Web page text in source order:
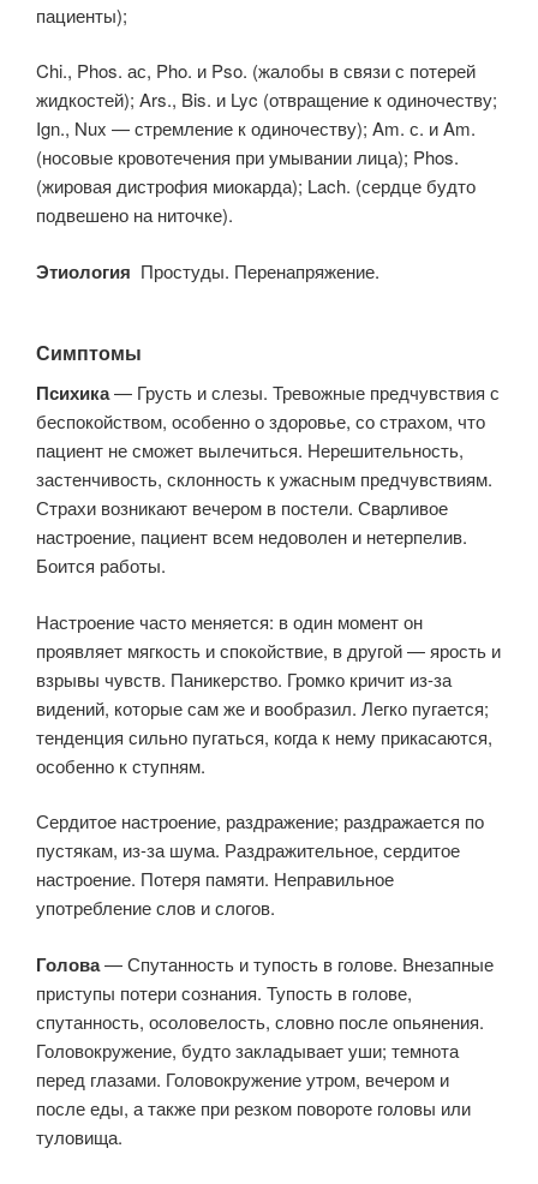
пациенты);
Chi., Phos. ас, Pho. и Pso. (жалобы в связи с потерей
жидкостей); Ars., Bis. и Lyc (отвращение к одиночеству;
Ign., Nux — стремление к одиночеству); Am. с. и Am.
(носовые кровотечения при умывании лица); Phos.
(жировая дистрофия миокарда); Lach. (сердце будто
подвешено на ниточке).
Этиология Простуды. Перенапряжение.
Симптомы
Психика— Грусть и слезы. Тревожные предчувствия с
беспокойством, особенно о здоровье, со страхом, что
пациент не сможет вылечиться. Нерешительность,
застенчивость, склонность к ужасным предчувствиям.
Страхи возникают вечером в постели. Сварливое
настроение, пациент всем недоволен и нетерпелив.
Боится работы.
Настроение часто меняется: в один момент он
проявляет мягкость и спокойствие, в другой — ярость и
взрывы чувств. Паникерство. Громко кричит из-за
видений, которые сам же и вообразил. Легко пугается;
тенденция сильно пугаться, когда к нему прикасаются,
особенно к ступням.
Сердитое настроение, раздражение; раздражается по
пустякам, из-за шума. Раздражительное, сердитое
настроение. Потеря памяти. Неправильное
употребление слов и слогов.
Голова— Спутанность и тупость в голове. Внезапные
приступы потери сознания. Тупость в голове,
спутанность, осоловелость, словно после опьянения.
Головокружение, будто закладывает уши; темнота
перед глазами. Головокружение утром, вечером и
после еды, а также при резком повороте головы или
туловища.